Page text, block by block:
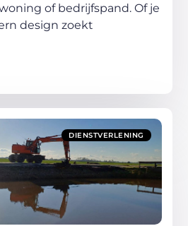
of bedrijfspand. Of je
design zoekt
DIENSTVERLENING